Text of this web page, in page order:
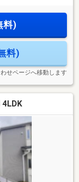
ネルギー消費性
済◎住宅性能
探しは、『物件
さい！ 0120-39-
料)
料)
せページへ移動します
4LDK